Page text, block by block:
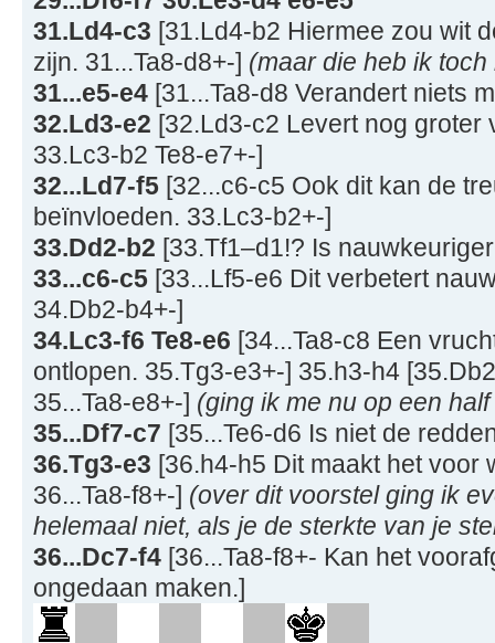
31.Ld4-c3 [31.Ld4-b2 Hiermee zou wit
zijn. 31...Ta8-d8+-] (maar die heb ik toch
31...e5-e4 [31...Ta8-d8 Verandert niets
32.Ld3-e2 [32.Ld3-c2 Levert nog groter
33.Lc3-b2 Te8-e7+-]
32...Ld7-f5 [32...c6-c5 Ook dit kan de
beïnvloeden. 33.Lc3-b2+-]
33.Dd2-b2 [33.Tf1–d1!? Is
33...c6-c5 [33...Lf5-e6 Dit verbetert
34.Db2-b4+-]
34.Lc3-f6 Te8-e6 [34...Ta8-c8 Een
ontlopen. 35.Tg3-e3+-] 35.h3-h4
35...Ta8-e8+-] (ging ik me nu op een
35...Df7-c7 [35...Te6-d6 Is niet de
36.Tg3-e3 [36.h4-h5 Dit maakt het voor
36...Ta8-f8+-] (over dit voorstel ging ik
helemaal niet, als je de sterkte van je
36...Dc7-f4 [36...Ta8-f8+- Kan het
ongedaan maken.]